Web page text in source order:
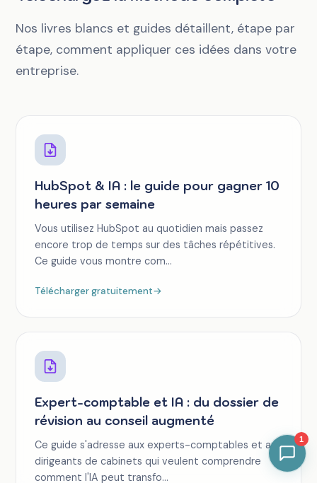
Nos livres blancs et guides détaillent, étape par
étape, comment appliquer ces idées dans votre
entreprise.
HubSpot & IA : le guide pour gagner 10
heures par semaine
Vous utilisez HubSpot au quotidien mais passez
encore trop de temps sur des tâches répétitives.
Ce guide vous montre com...
Télécharger gratuitement→
Expert-comptable et IA : du dossier de
révision au conseil augmenté
Ce guide s'adresse aux experts-comptables et aux
dirigeants de cabinets qui veulent comprendre
comment l'IA peut transfo...
1